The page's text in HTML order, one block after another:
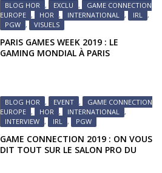
BLOG HOR , EXCLU ,
GAME CONNECTION
EUROPE , HOR , INTERNATIONAL , IRL ,
PGW , VISUELS
PARIS GAMES WEEK 2019 : LE
GAMING MONDIAL À PARIS
BLOG HOR , EVENT ,
GAME CONNECTION
EUROPE , HOR , INTERNATIONAL ,
INTERVIEW , IRL , PGW
GAME CONNECTION 2019 : ON VOUS
DIT TOUT SUR LE SALON PRO DU